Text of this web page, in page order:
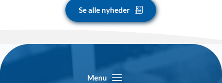
Se alle nyheder
Menu